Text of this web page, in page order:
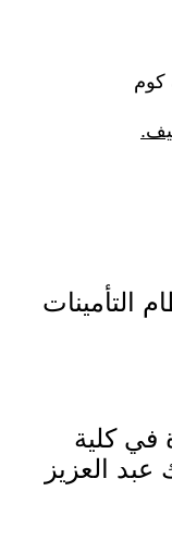
كوم
التأمينات
كلية
عبد العزيز